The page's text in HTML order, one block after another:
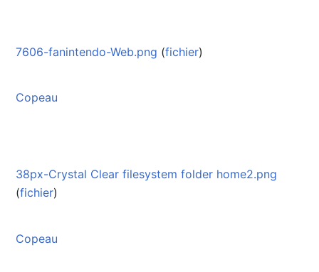
7606-fanintendo-Web.png (fichier)
Copeau
38px-Crystal Clear filesystem folder home2.png
(fichier)
Copeau